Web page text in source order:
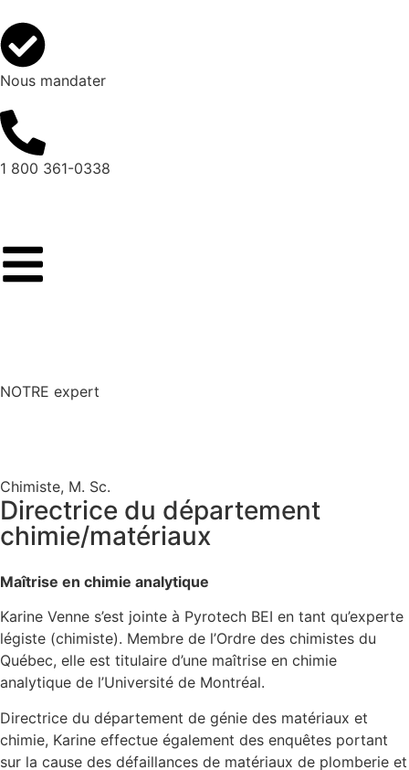
Nous mandater
1 800 361-0338
NOTRE expert
Chimiste, M. Sc.
Directrice du département
chimie/matériaux
Maîtrise en chimie analytique
Karine Venne s’est jointe à Pyrotech BEI en tant qu’experte
légiste (chimiste). Membre de l’Ordre des chimistes du
Québec, elle est titulaire d’une maîtrise en chimie
analytique de l’Université de Montréal.
Directrice du département de génie des matériaux et
chimie, Karine effectue également des enquêtes portant
sur la cause des défaillances de matériaux de plomberie et